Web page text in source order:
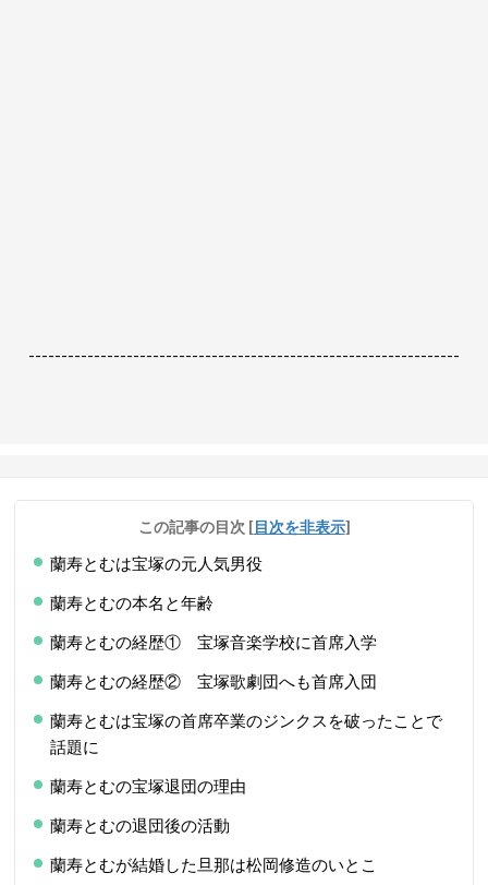
------------------------------------------------------------------
この記事の目次 [目次を非表示]
蘭寿とむは宝塚の元人気男役
蘭寿とむの本名と年齢
蘭寿とむの経歴① 宝塚音楽学校に首席入学
蘭寿とむの経歴② 宝塚歌劇団へも首席入団
蘭寿とむは宝塚の首席卒業のジンクスを破ったことで
話題に
蘭寿とむの宝塚退団の理由
蘭寿とむの退団後の活動
蘭寿とむが結婚した旦那は松岡修造のいとこ